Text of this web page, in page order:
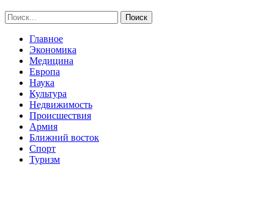
Главное
Экономика
Медицина
Европа
Наука
Культура
Недвижимость
Происшествия
Армия
Ближний восток
Спорт
Туризм